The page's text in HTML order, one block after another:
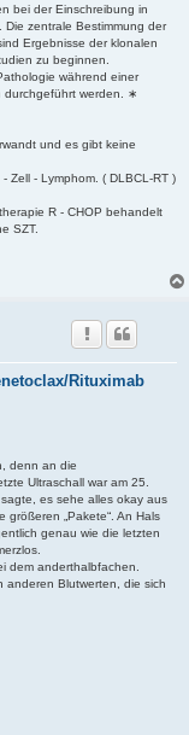
bei der Einschreibung in
zentrale Bestimmung der
Ergebnisse der klonalen
zu beginnen.
während einer
durchgeführt werden. ∗
und es gibt keine
Zell - Lymphom. ( DLBCL-RT )
R - CHOP behandelt
SZT.
Rituximab
denn an die
Ultraschall war am 25.
es sehe alles okay aus
„Pakete“. An Hals
genau wie die letzten
dem anderthalbfachen.
anderen Blutwerten, die sich